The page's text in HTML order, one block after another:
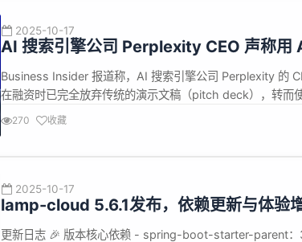
2025-10-17
AI 搜索引擎公司 Perplexity CEO 声称用
Business Insider 报道称，AI 搜索引擎公司 Perplexity 的
在融资时已完全放弃传统的演示文稿（pitch deck），转而
实时问答的形式来与投资者沟通。 Srinivas 称，他会让投资
270 收藏
2025-10-17
lamp-cloud 5.6.1发布，依赖更新与体验
更新日志 🎉 版本核心依赖 - spring-boot-starter-parent